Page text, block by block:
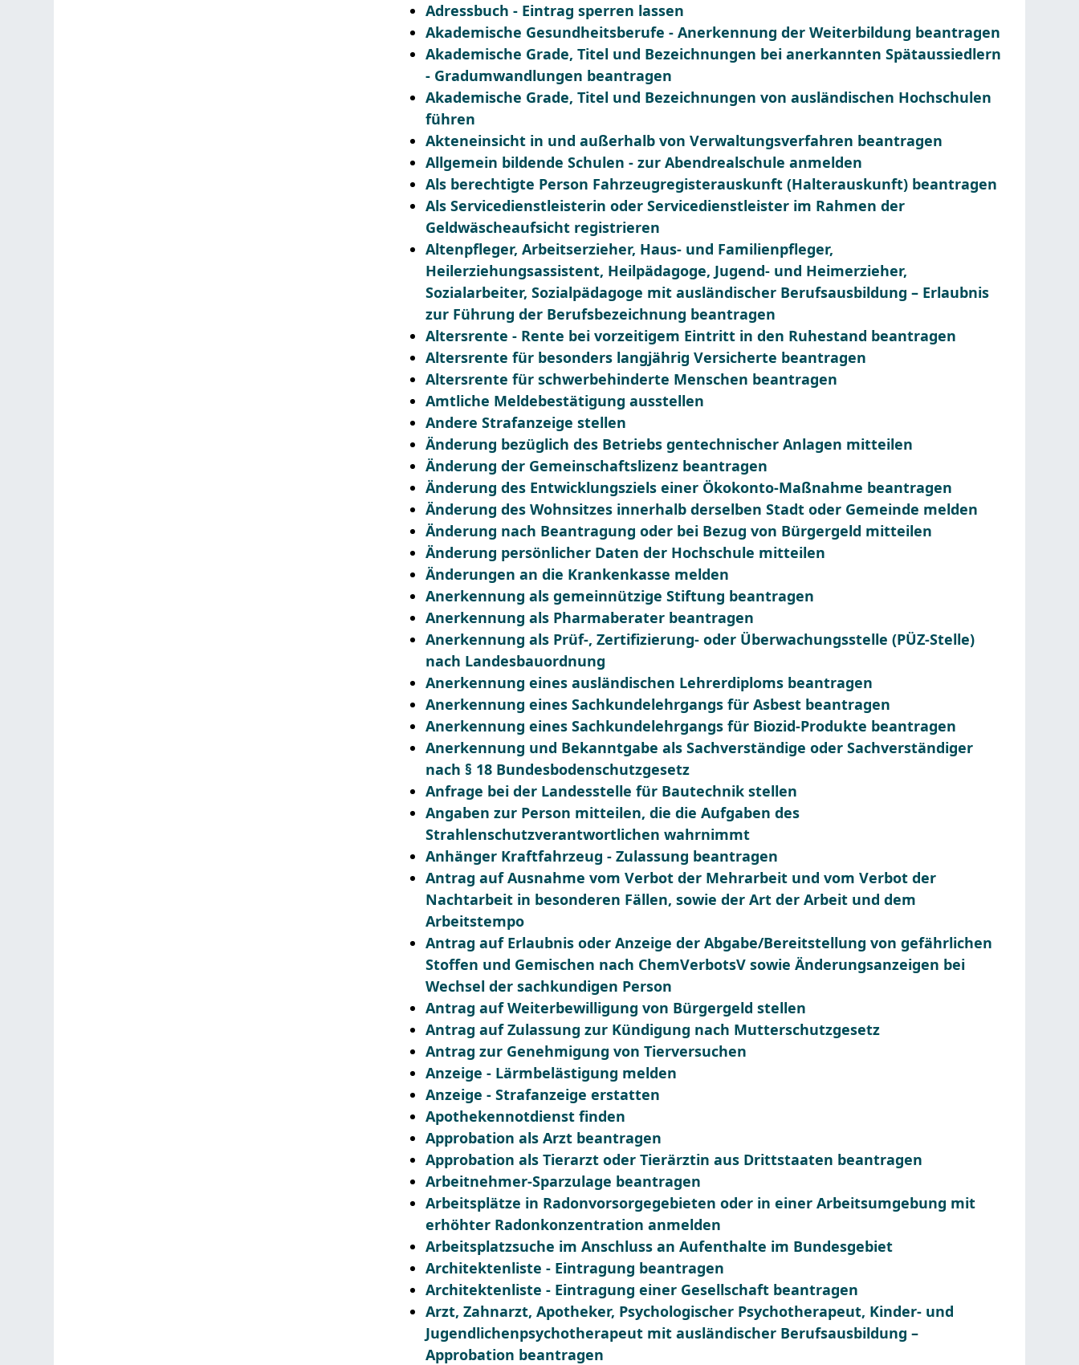
Adressbuch - Eintrag sperren lassen
Akademische Gesundheitsberufe - Anerkennung der Weiterbildung beantragen
Akademische Grade, Titel und Bezeichnungen bei anerkannten Spätaussiedlern
- Gradumwandlungen beantragen
Akademische Grade, Titel und Bezeichnungen von ausländischen Hochschulen
führen
Akteneinsicht in und außerhalb von Verwaltungsverfahren beantragen
Allgemein bildende Schulen - zur Abendrealschule anmelden
Als berechtigte Person Fahrzeugregisterauskunft (Halterauskunft) beantragen
Als Servicedienstleisterin oder Servicedienstleister im Rahmen der
Geldwäscheaufsicht registrieren
Altenpfleger, Arbeitserzieher, Haus- und Familienpfleger,
Heilerziehungsassistent, Heilpädagoge, Jugend- und Heimerzieher,
Sozialarbeiter, Sozialpädagoge mit ausländischer Berufsausbildung – Erlaubnis
zur Führung der Berufsbezeichnung beantragen
Altersrente - Rente bei vorzeitigem Eintritt in den Ruhestand beantragen
Altersrente für besonders langjährig Versicherte beantragen
Altersrente für schwerbehinderte Menschen beantragen
Amtliche Meldebestätigung ausstellen
Andere Strafanzeige stellen
Änderung bezüglich des Betriebs gentechnischer Anlagen mitteilen
Änderung der Gemeinschaftslizenz beantragen
Änderung des Entwicklungsziels einer Ökokonto-Maßnahme beantragen
Änderung des Wohnsitzes innerhalb derselben Stadt oder Gemeinde melden
Änderung nach Beantragung oder bei Bezug von Bürgergeld mitteilen
Änderung persönlicher Daten der Hochschule mitteilen
Änderungen an die Krankenkasse melden
Anerkennung als gemeinnützige Stiftung beantragen
Anerkennung als Pharmaberater beantragen
Anerkennung als Prüf-, Zertifizierung- oder Überwachungsstelle (PÜZ-Stelle)
nach Landesbauordnung
Anerkennung eines ausländischen Lehrerdiploms beantragen
Anerkennung eines Sachkundelehrgangs für Asbest beantragen
Anerkennung eines Sachkundelehrgangs für Biozid-Produkte beantragen
Anerkennung und Bekanntgabe als Sachverständige oder Sachverständiger
nach § 18 Bundesbodenschutzgesetz
Anfrage bei der Landesstelle für Bautechnik stellen
Angaben zur Person mitteilen, die die Aufgaben des
Strahlenschutzverantwortlichen wahrnimmt
Anhänger Kraftfahrzeug - Zulassung beantragen
Antrag auf Ausnahme vom Verbot der Mehrarbeit und vom Verbot der
Nachtarbeit in besonderen Fällen, sowie der Art der Arbeit und dem
Arbeitstempo
Antrag auf Erlaubnis oder Anzeige der Abgabe/Bereitstellung von gefährlichen
Stoffen und Gemischen nach ChemVerbotsV sowie Änderungsanzeigen bei
Wechsel der sachkundigen Person
Antrag auf Weiterbewilligung von Bürgergeld stellen
Antrag auf Zulassung zur Kündigung nach Mutterschutzgesetz
Antrag zur Genehmigung von Tierversuchen
Anzeige - Lärmbelästigung melden
Anzeige - Strafanzeige erstatten
Apothekennotdienst finden
Approbation als Arzt beantragen
Approbation als Tierarzt oder Tierärztin aus Drittstaaten beantragen
Arbeitnehmer-Sparzulage beantragen
Arbeitsplätze in Radonvorsorgegebieten oder in einer Arbeitsumgebung mit
erhöhter Radonkonzentration anmelden
Arbeitsplatzsuche im Anschluss an Aufenthalte im Bundesgebiet
Architektenliste - Eintragung beantragen
Architektenliste - Eintragung einer Gesellschaft beantragen
Arzt, Zahnarzt, Apotheker, Psychologischer Psychotherapeut, Kinder- und
Jugendlichenpsychotherapeut mit ausländischer Berufsausbildung –
Approbation beantragen